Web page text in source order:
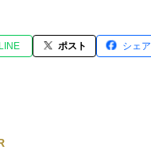
LINE ポスト シェア